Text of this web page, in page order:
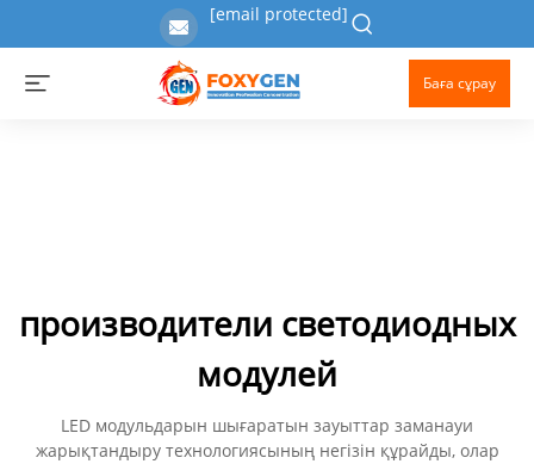
[email protected]
Баға сұрау
производители светодиодных
модулей
LED модульдарын шығаратын зауыттар заманауи
жарықтандыру технологиясының негізін құрайды, олар